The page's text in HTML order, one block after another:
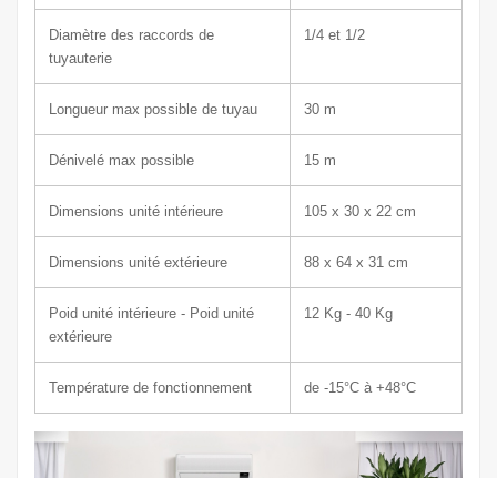
Diamètre des raccords de
tuyauterie
1/4 et 1/2
Longueur max possible de tuyau 30 m
Dénivelé max possible 15 m
Dimensions unité intérieure 105 x 30 x 22 cm
Dimensions unité extérieure 88 x 64 x 31 cm
Poid unité intérieure - Poid unité
extérieure
12 Kg - 40 Kg
Température de fonctionnement de -15°C à +48°C